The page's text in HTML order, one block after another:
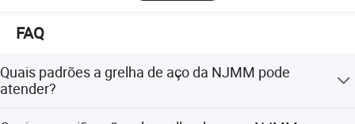
FAQ
Quais padrões a grelha de aço da NJMM pode
atender?